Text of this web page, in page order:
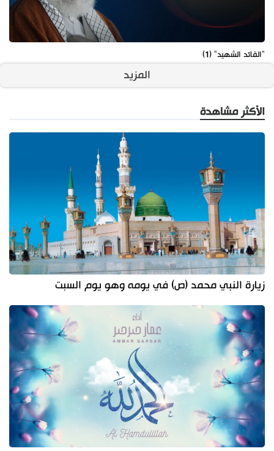
"القائد الشهيد" (1)
المزيد
الأكثر مشاهدة
زيارة النبي محمد (ص) في يومه وهو يوم السبت